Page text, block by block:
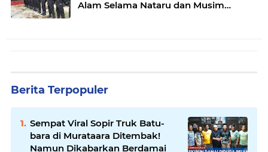
Alam Selama Nataru dan Musim
Berita Terpopuler
Sempat Viral Sopir Truk Batu-
bara di Murataara Ditembak!
Namun Dikabarkan Berdamai